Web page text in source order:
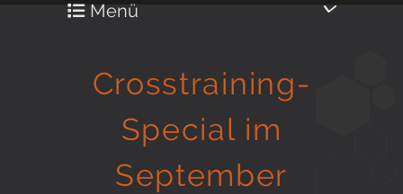
Menü
Gesund in Form
Sauna- und Freizeitcenter
Crosstraining-
Special im
September